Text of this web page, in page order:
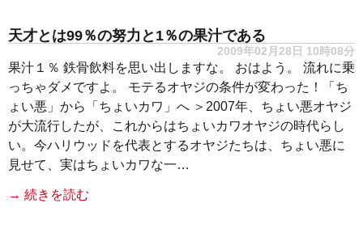
天才とは99％の努力と1％の果汁である
2009年02月28日 10時08分
果汁１％ 鉄骨飲料を思い出しますな。 おはよう。 流れに乗
っちゃダメですよ。 モテるオヤジの条件が変わった！「ち
ょい悪」から「ちょいカワ」へ ＞2007年、ちょい悪オヤジ
が大流行したが、これからはちょいカワオヤジの時代らし
い。今ハリウッドを代表とするオヤジたちは、ちょい悪に
見せて、実はちょいカワな一…
→ 続きを読む